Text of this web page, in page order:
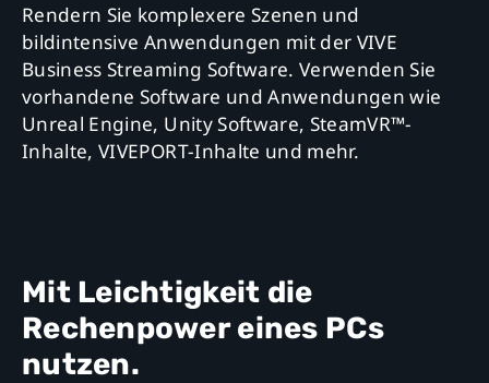
Rendern Sie komplexere Szenen und
bildintensive Anwendungen mit der VIVE
Business Streaming Software. Verwenden Sie
vorhandene Software und Anwendungen wie
Unreal Engine, Unity Software, SteamVR™-
Inhalte, VIVEPORT-Inhalte und mehr.
Mit Leichtigkeit die
Rechenpower eines PCs
nutzen.